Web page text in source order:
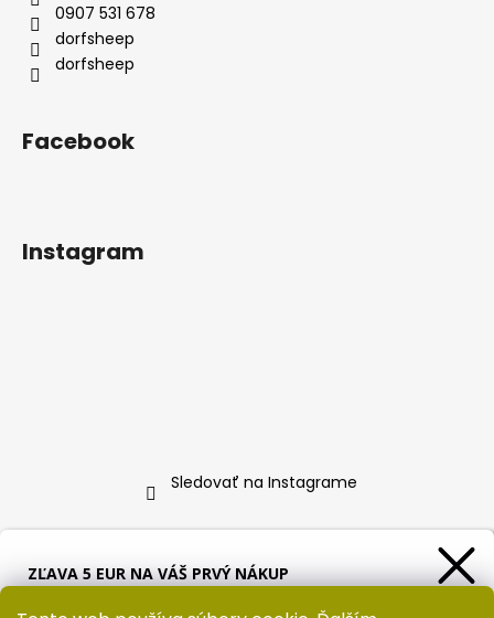
0907 531 678
dorfsheep
dorfsheep
Facebook
Instagram
Sledovať na Instagrame
ZĽAVA 5 EUR NA VÁŠ PRVÝ NÁKUP